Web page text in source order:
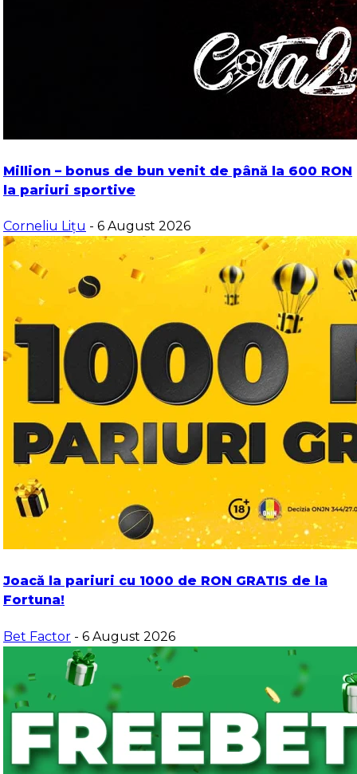
Million – bonus de bun venit de până la 600 RON
la pariuri sportive
Corneliu Lițu - 6 August 2026
Joacă la pariuri cu 1000 de RON GRATIS de la
Fortuna!
Bet Factor - 6 August 2026